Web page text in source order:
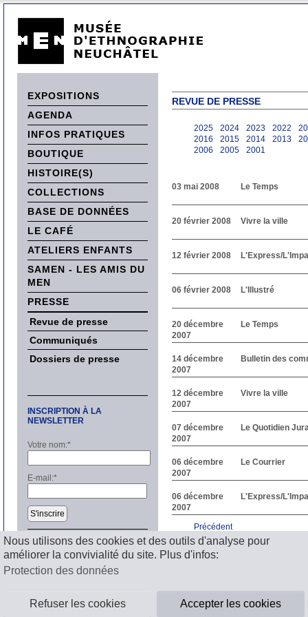
Nous utilisons des cookies et des outils d'analyse pour
améliorer la convivialité du site. Plus d'infos:
Protection des données
Refuser les cookies Accepter les cookies
EXPOSITIONS
AGENDA
INFOS PRATIQUES
BOUTIQUE
HISTOIRE(S)
COLLECTIONS
BASE DE DONNÉES
LE CAFÉ
ATELIERS ENFANTS
SAMEN - LES AMIS DU
MEN
PRESSE
Revue de presse
Communiqués
Dossiers de presse
INSCRIPTION À LA
NEWSLETTER
Votre nom:*
E-mail:*
S'inscrire
REVUE DE PRESSE
2025 2024 2023 2022
2016
2015 2014 2013
2006
2005 2001
03 mai 2008 Le Temps
20 février 2008 Vivre la ville
12 février 2008 L'Express/
06 février 2008 L'Illustré
20 décembre
2007
Le Temps
14 décembre
2007
Bulletin des
12 décembre
2007
Vivre la ville
07 décembre
2007
Le Quotidien
06 décembre
2007
Le Courrier
06 décembre
2007
L'Express/
Précédent
1
2 3 4 5 6 7
Suivant